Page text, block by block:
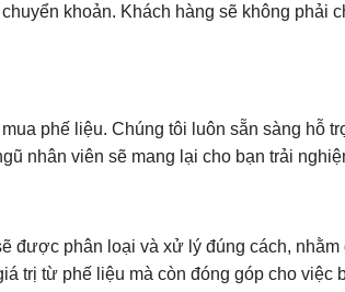
khoản. Khách hàng sẽ không phải
phế liệu. Chúng tôi luôn sẵn sàng hỗ
nhân viên sẽ mang lại cho bạn trải
được phân loại và xử lý đúng cách, nhằm
trị từ phế liệu mà còn đóng góp cho việc